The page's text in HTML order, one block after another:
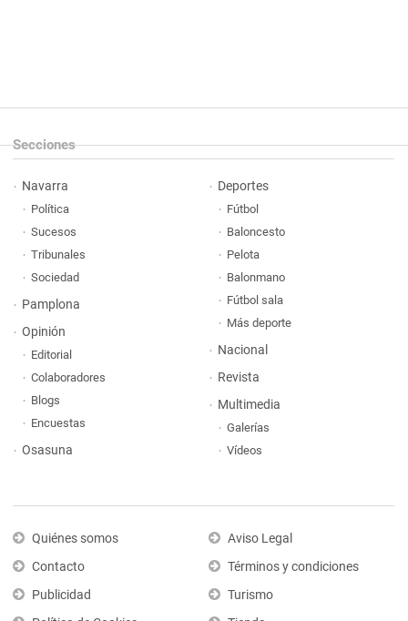
Secciones
Navarra
Política
Sucesos
Tribunales
Sociedad
Pamplona
Opinión
Editorial
Colaboradores
Blogs
Encuestas
Osasuna
Deportes
Fútbol
Baloncesto
Pelota
Balonmano
Fútbol sala
Más deporte
Nacional
Revista
Multimedia
Galerías
Vídeos
Quiénes somos
Contacto
Publicidad
Aviso Legal
Términos y condiciones
Turismo